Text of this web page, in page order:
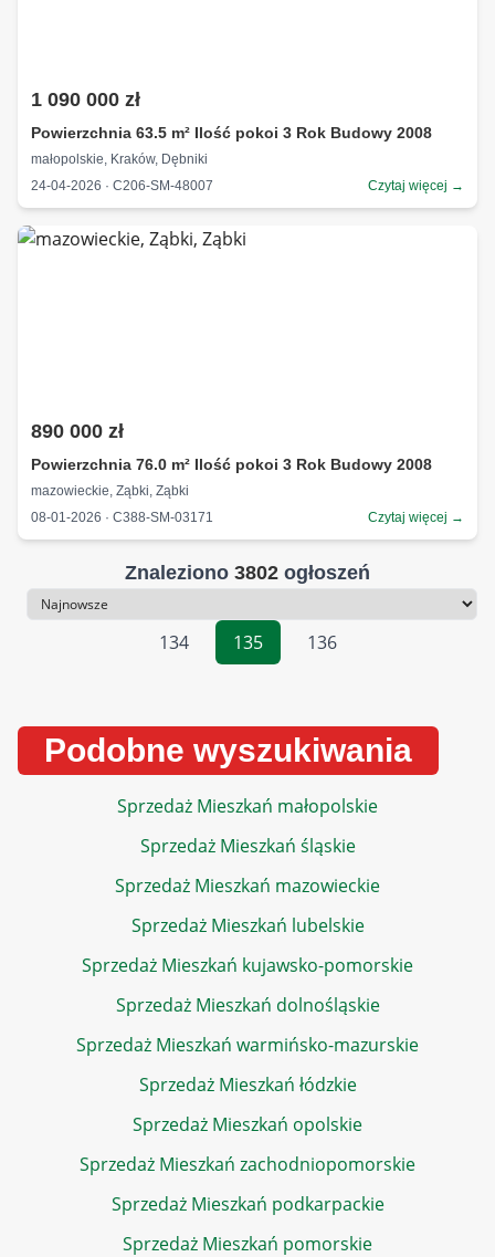
1 090 000 zł
Powierzchnia 63.5 m² Ilość pokoi 3 Rok Budowy 2008
małopolskie, Kraków, Dębniki
24-04-2026 · C206-SM-48007
Czytaj więcej →
890 000 zł
Powierzchnia 76.0 m² Ilość pokoi 3 Rok Budowy 2008
mazowieckie, Ząbki, Ząbki
08-01-2026 · C388-SM-03171
Czytaj więcej →
Znaleziono 3802 ogłoszeń
Sortowanie
134
135 136
Podobne wyszukiwania
Sprzedaż Mieszkań małopolskie
Sprzedaż Mieszkań śląskie
Sprzedaż Mieszkań mazowieckie
Sprzedaż Mieszkań lubelskie
Sprzedaż Mieszkań kujawsko-pomorskie
Sprzedaż Mieszkań dolnośląskie
Sprzedaż Mieszkań warmińsko-mazurskie
Sprzedaż Mieszkań łódzkie
Sprzedaż Mieszkań opolskie
Sprzedaż Mieszkań zachodniopomorskie
Sprzedaż Mieszkań podkarpackie
Sprzedaż Mieszkań pomorskie